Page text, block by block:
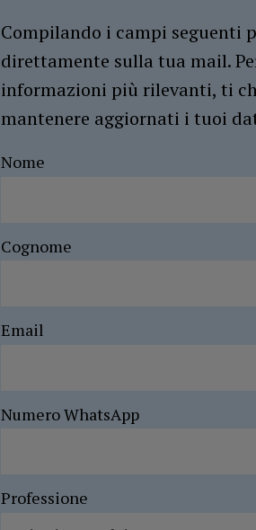
Compilando i campi seguenti
direttamente sulla tua mail.
informazioni più rilevanti, ti
mantenere aggiornati i tuoi
Nome
Cognome
Email
Numero WhatsApp
Professione